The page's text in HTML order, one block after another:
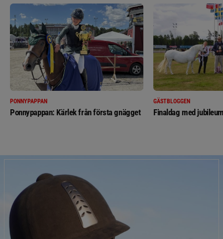
PONNYPAPPAN
Ponnypappan: Kärlek från första gnägget
GÄSTBLOGGEN
Finaldag med